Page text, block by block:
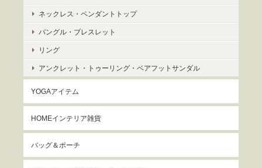
ネックレス・ペンダントトップ
バングル・ブレスレット
リング
アンクレット・トゥーリング・ベアフットサンダル
YOGAアイテム
HOMEインテリア雑貨
バッグ＆ポーチ